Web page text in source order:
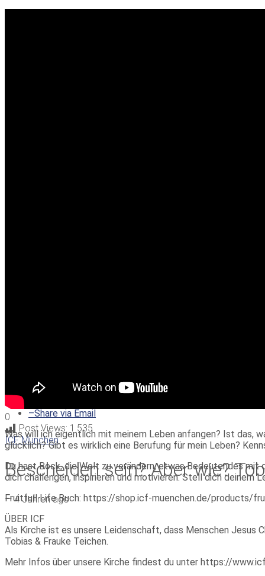
0
Post Views: 1.535
ICF München
Bescheiden sein? Aber wie?
— 4 Jahren ago
Share on Twitter
–Share on Facebook
–Share via Email
Was will ich eigentlich mit meinem Leben anfangen? Ist das,
glücklich? Gibt es wirklich eine Berufung für mein Leben?
Du hast Bock, die Welt zu verändern, etwas Bedeutendes
dich challengen, inspirieren und motivieren. Stell dich deinem
Fruitfull Life Buch: https://shop.icf-muenchen.de/products/
ÜBER ICF
Als Kirche ist es unsere Leidenschaft, dass Menschen Jesus
Tobias & Frauke Teichen.
Mehr Infos über unsere Kirche findest du unter https://